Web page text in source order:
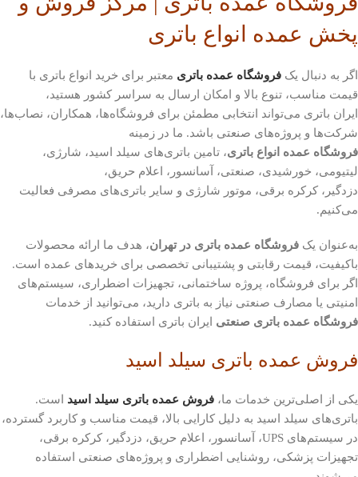
پخش عمده انواع باتری
اگر به دنبال یک فروشگاه عمده باتری معتبر برای خرید انواع باتری با
قیمت مناسب، تنوع بالا و امکان ارسال به سراسر کشور هستید،
ایران باتری می‌تواند انتخابی مطمئن برای فروشگاه‌ها، همکاران، نصاب‌ها،
شرکت‌ها و پروژه‌های صنعتی باشد. ما در زمینه
فروشگاه عمده انواع باتری، تامین باتری‌های سیلد اسید، شارژی،
لیتیومی، خورشیدی، صنعتی، آسانسور، اعلام حریق،
دزدگیر، کرکره برقی، موتور شارژی و سایر باتری‌های مصرفی فعالیت
می‌کنیم.
به‌عنوان یک فروشگاه عمده باتری در تهران، هدف ما ارائه محصولات
باکیفیت، قیمت رقابتی و پشتیبانی تخصصی برای خریدهای عمده است.
اگر برای فروشگاه، پروژه ساختمانی، تجهیزات اضطراری، سیستم‌های
امنیتی یا مصارف صنعتی نیاز به باتری دارید، می‌توانید از خدمات
فروشگاه عمده باتری صنعتی ایران باتری استفاده کنید.
فروش عمده باتری سیلد اسید
یکی از اصلی‌ترین خدمات ما، فروش عمده باتری سیلد اسید است.
باتری‌های سیلد اسید به دلیل کارایی بالا، قیمت مناسب و کاربرد گسترده،
در سیستم‌های UPS، آسانسور، اعلام حریق، دزدگیر، کرکره برقی،
تجهیزات پزشکی، روشنایی اضطراری و پروژه‌های صنعتی استفاده